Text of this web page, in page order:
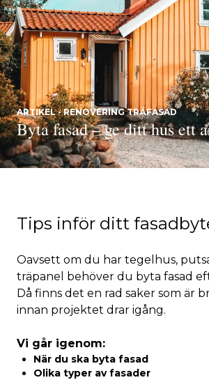
Tips inför ditt
Oavsett om du har tegelhus,
träpanel behöver du byta fasad
Då finns det en rad saker som är
innan projektet drar igång.
Vi går igenom:
När du ska byta fasad
Olika typer av fasader
ARTIKEL - RENOVERING TRÄFASAD
Byta fasad – ge ditt hus ett